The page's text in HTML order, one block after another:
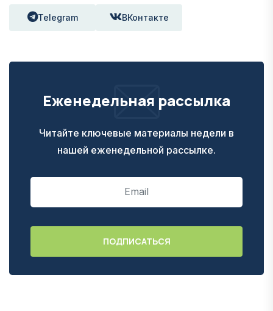
Telegram ВКонтакте
Еженедельная рассылка
Читайте ключевые материалы недели в
нашей еженедельной рассылке.